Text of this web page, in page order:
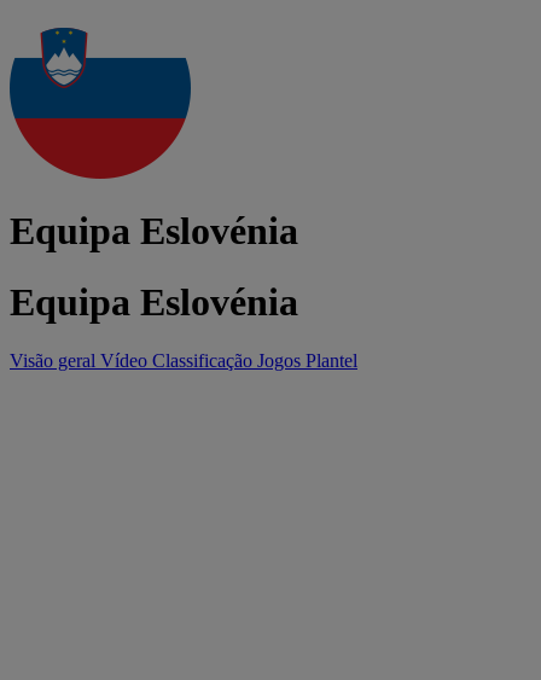
Equipa Eslovénia
Equipa Eslovénia
Visão geral Vídeo Classificação Jogos Plantel